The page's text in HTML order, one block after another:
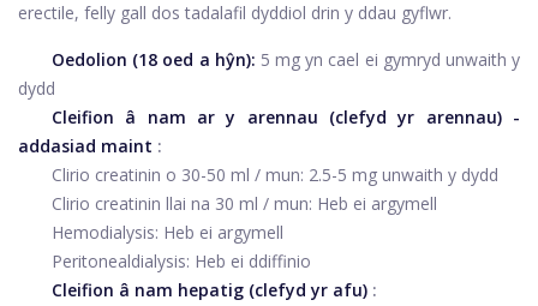
erectile, felly gall dos tadalafil dyddiol drin y ddau gyflwr.
Oedolion (18 oed a hŷn): 5 mg yn cael ei gymryd unwaith y
dydd
Cleifion â nam ar y arennau (clefyd yr arennau) -
addasiad maint :
Clirio creatinin o 30-50 ml / mun: 2.5-5 mg unwaith y dydd
Clirio creatinin llai na 30 ml / mun: Heb ei argymell
Hemodialysis: Heb ei argymell
Peritonealdialysis: Heb ei ddiffinio
Cleifion â nam hepatig (clefyd yr afu) :